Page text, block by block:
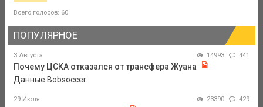
Всего голосов: 60
ПОПУЛЯРНОЕ
3 Августа 14993 441
Почему ЦСКА отказался от трансфера Жуана
Данные Bobsoccer.
29 Июля 23390 429